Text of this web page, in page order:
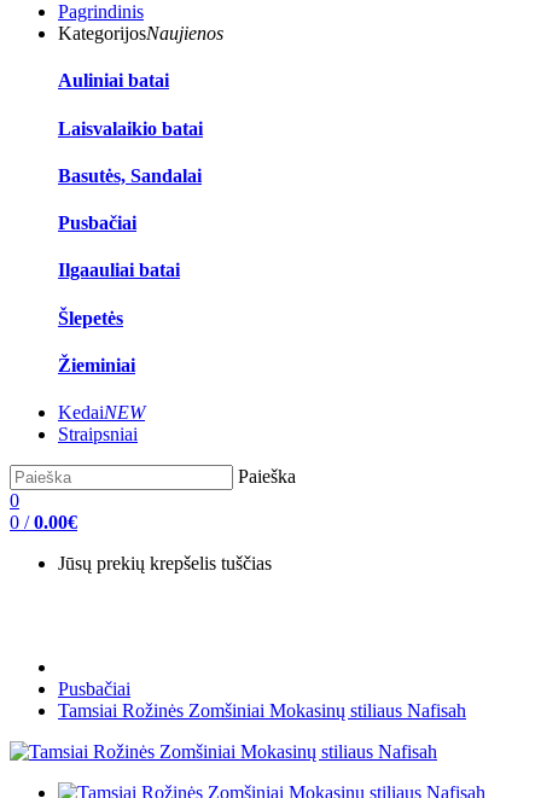
Pagrindinis
KategorijosNaujienos
Auliniai batai
Laisvalaikio batai
Basutės, Sandalai
Pusbačiai
Ilgaauliai batai
Šlepetės
Žieminiai
KedaiNEW
Straipsniai
Paieška
0
0 / 0.00€
Jūsų prekių krepšelis tuščias
Pusbačiai
Tamsiai Rožinės Zomšiniai Mokasinų stiliaus Nafisah